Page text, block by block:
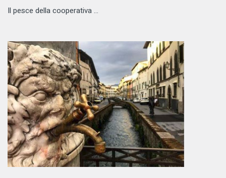
Il pesce della cooperativa ...